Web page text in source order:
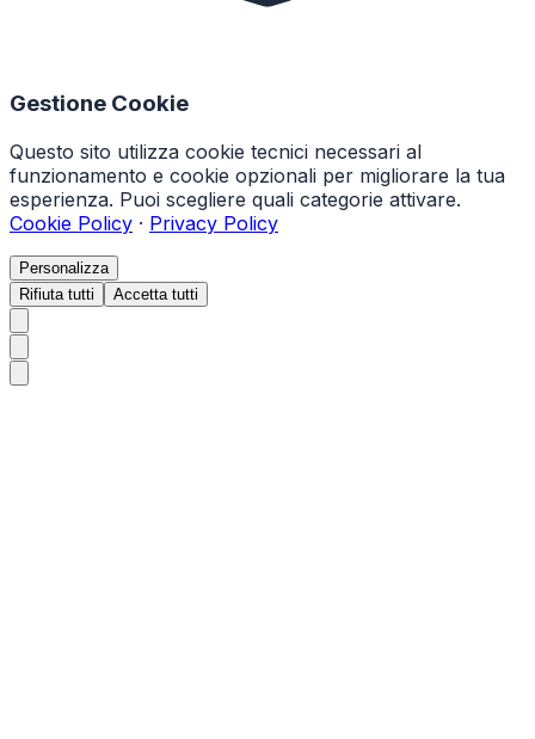
Gestione Cookie
Questo sito utilizza cookie tecnici necessari al
funzionamento e cookie opzionali per migliorare la tua
esperienza. Puoi scegliere quali categorie attivare.
Cookie Policy · Privacy Policy
Personalizza
Rifiuta tutti
Accetta tutti